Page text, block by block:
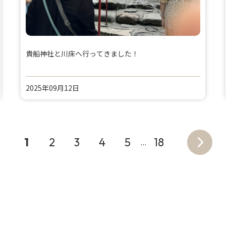
貴船神社と川床へ行ってきました！
2025年09月12日
1 2 3 4 5 … 18